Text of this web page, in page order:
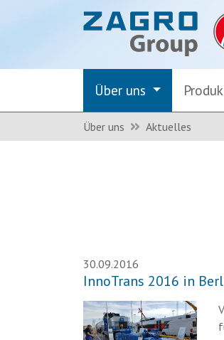
Über uns
Über uns Aktuelles
30.09.2016
InnoTrans 2016 in